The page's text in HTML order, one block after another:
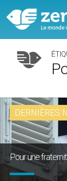
DERNIÈRES
Pour une